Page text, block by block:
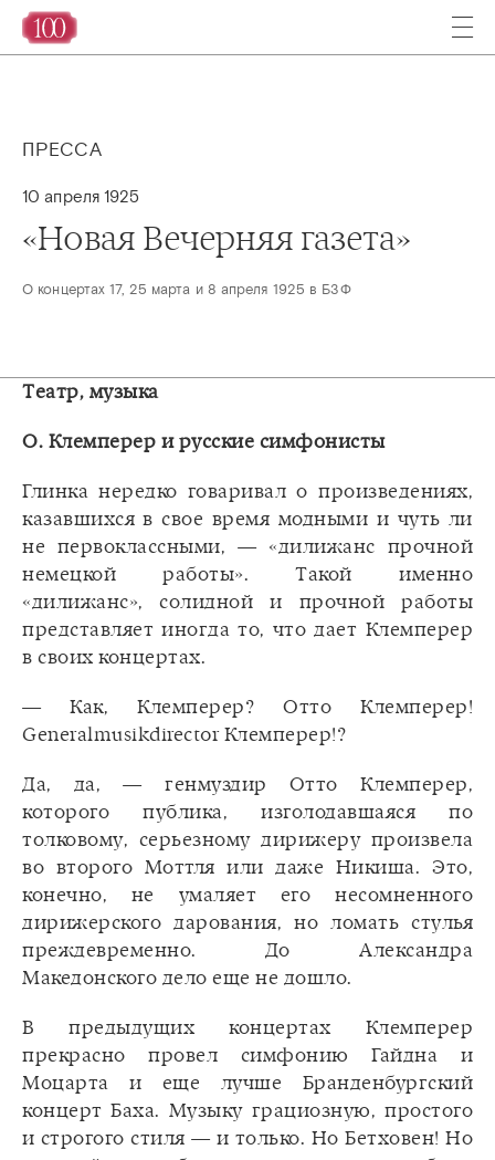
ПРЕССА
10 апреля 1925
«‎Новая Вечерняя газета»‎
О концертах 17, 25 марта и 8 апреля 1925 в БЗФ
Театр, музыка
О. Клемперер и русские симфонисты
Глинка нередко говаривал о произведениях,
казавшихся в свое время модными и чуть ли
не первоклассными, — «дилижанс прочной
немецкой работы». Такой именно
«дилижанс», солидной и прочной работы
представляет иногда то, что дает Клемперер
в своих концертах.
— Как, Клемперер? Отто Клемперер!
Generalmusikdirector Клемперер!?
Да, да, — генмуздир Отто Клемперер,
которого публика, изголодавшаяся по
толковому, серьезному дирижеру произвела
во второго Моттля или даже Никиша. Это,
конечно, не умаляет его несомненного
дирижерского дарования, но ломать стулья
преждевременно. До Александра
Македонского дело еще не дошло.
В предыдущих концертах Клемперер
прекрасно провел симфонию Гайдна и
Моцарта и еще лучше Бранденбургский
концерт Баха. Музыку грациозную, простого
и строгого стиля — и только. Но Бетховен! Но